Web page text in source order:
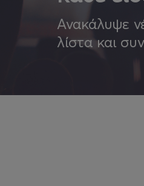
Ανακάλυψε
λίστα και